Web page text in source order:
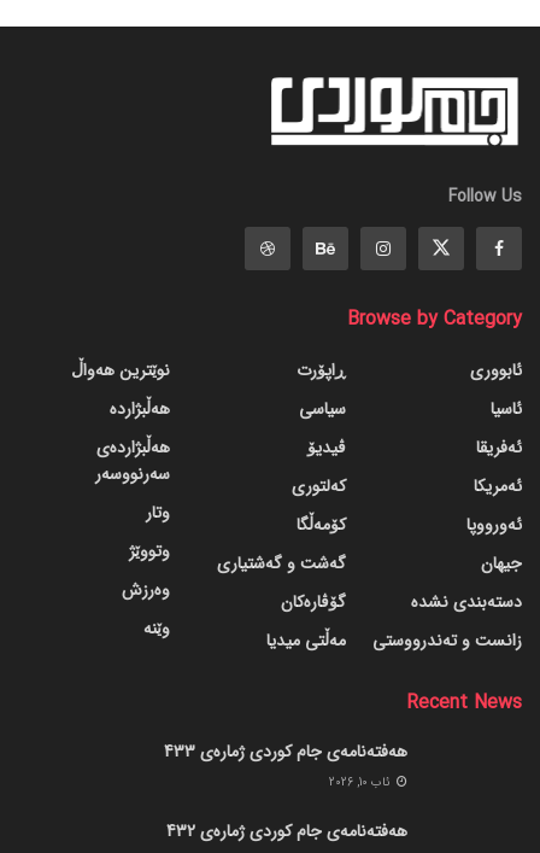
Follow Us
Browse by Category
ئابووری
ئاسیا
ئەفریقا
ئەمریکا
ئەورووپا
جیهان
دسته‌بندی نشده
زانست و تەندرووستی
ڕاپۆرت
سیاسی
ڤیدیۆ
کەلتوری
کۆمەڵگا
گه‌شت و گه‌شتیاری
گۆڤاره‌کان
مەڵتی میدیا
نوێترین هەواڵ
هەڵبژاردە
هەڵبژاردەی
سەرنووسەر
وتار
وتووێژ
وەرزش
وێنە
Recent News
هەفتەنامەی جام کوردی ژمارەی 433
ئاب 10, 2026
هەفتەنامەی جام کوردی ژمارەی 432